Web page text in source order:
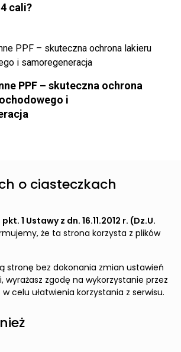
cali?
PPF – skuteczna ochrona
i
o ciasteczkach
1 Ustawy z dn. 16.11.2012 r. (Dz.U.
że ta strona korzysta z plików
stronę bez dokonania zmian ustawień
wyrażasz zgodę na wykorzystanie przez
celu ułatwienia korzystania z serwisu.